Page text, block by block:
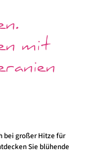
mit
bei großer Hitze für
Sie blühende